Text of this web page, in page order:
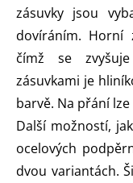
zásuvky jsou
dovíráním. Horní
čímž se
zásuvkami je
barvě. Na přání
Další možností,
ocelových
dvou variantách.